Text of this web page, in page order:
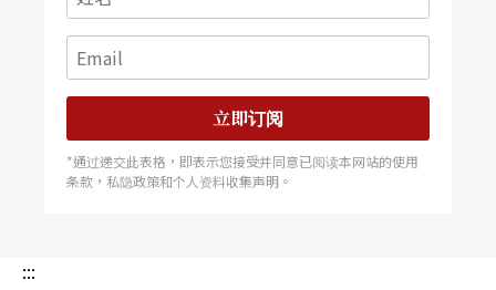
立即订阅
*通过递交此表格，即表示您接受并同意已阅读本网站的使用
条款，私隐政策和个人资料收集声明。
:::